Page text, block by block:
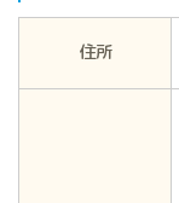
住所